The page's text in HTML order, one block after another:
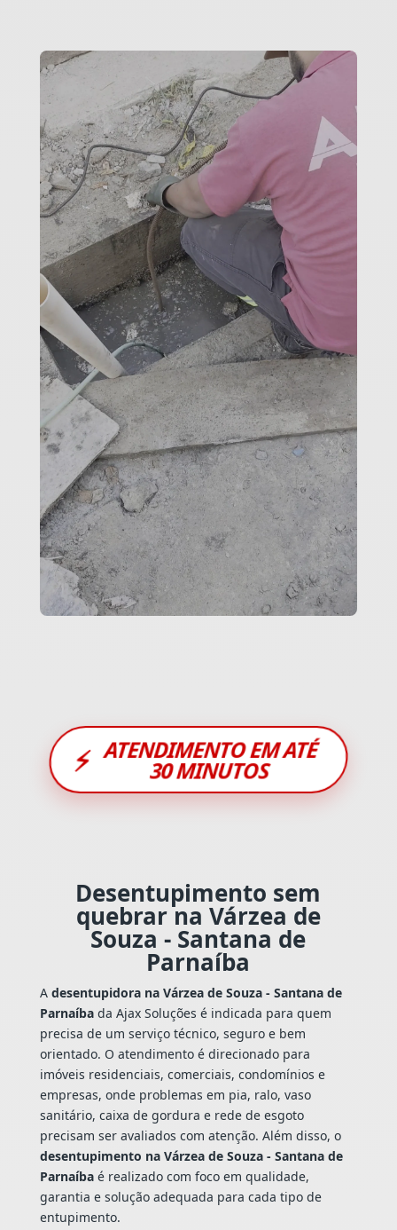
⚡ ATENDIMENTO EM ATÉ
30 MINUTOS
Desentupimento sem
quebrar na Várzea de
Souza - Santana de
Parnaíba
A desentupidora na Várzea de Souza - Santana de
Parnaíbada Ajax Soluções é indicada para quem
precisa de um serviço técnico, seguro e bem
orientado. O atendimento é direcionado para
imóveis residenciais, comerciais, condomínios e
empresas, onde problemas em pia, ralo, vaso
sanitário, caixa de gordura e rede de esgoto
precisam ser avaliados com atenção. Além disso, o
desentupimento na Várzea de Souza - Santana de
Parnaíbaé realizado com foco em qualidade,
garantia e solução adequada para cada tipo de
entupimento.